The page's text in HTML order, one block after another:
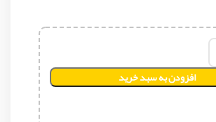
افزودن به سبد خرید